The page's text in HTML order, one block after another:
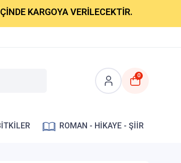
VERİLECEKTİR.
0
ROMAN - HİKAYE - ŞİİR